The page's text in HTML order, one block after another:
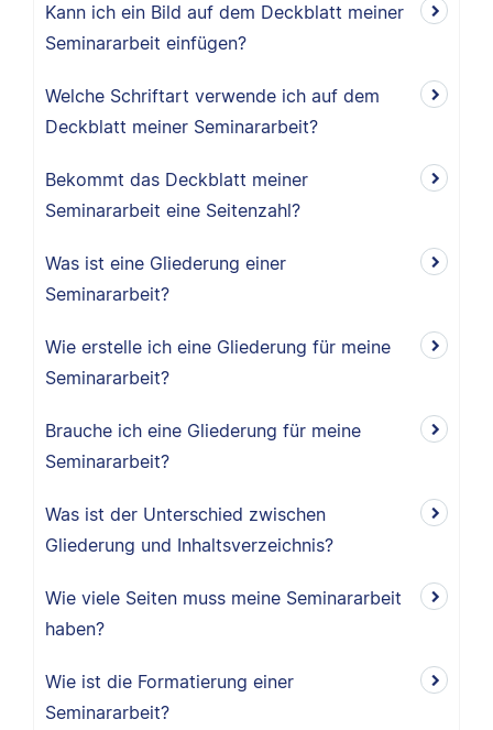
Kann ich ein Bild auf dem Deckblatt meiner
Seminararbeit einfügen?
Welche Schriftart verwende ich auf dem
Deckblatt meiner Seminararbeit?
Bekommt das Deckblatt meiner
Seminararbeit eine Seitenzahl?
Was ist eine Gliederung einer
Seminararbeit?
Wie erstelle ich eine Gliederung für meine
Seminararbeit?
Brauche ich eine Gliederung für meine
Seminararbeit?
Was ist der Unterschied zwischen
Gliederung und Inhaltsverzeichnis?
Wie viele Seiten muss meine Seminararbeit
haben?
Wie ist die Formatierung einer
Seminararbeit?